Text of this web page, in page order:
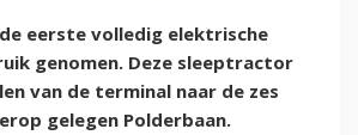
eerste volledig elektrische
genomen. Deze sleeptractor
van de terminal naar de zes
gelegen Polderbaan.